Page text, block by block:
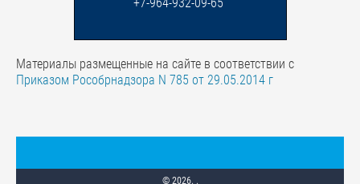
+7-964-932-09-65
Материалы размещенные на сайте в соответствии с
Приказом Рособрнадзора N 785 от 29.05.2014 г
© 2026. .